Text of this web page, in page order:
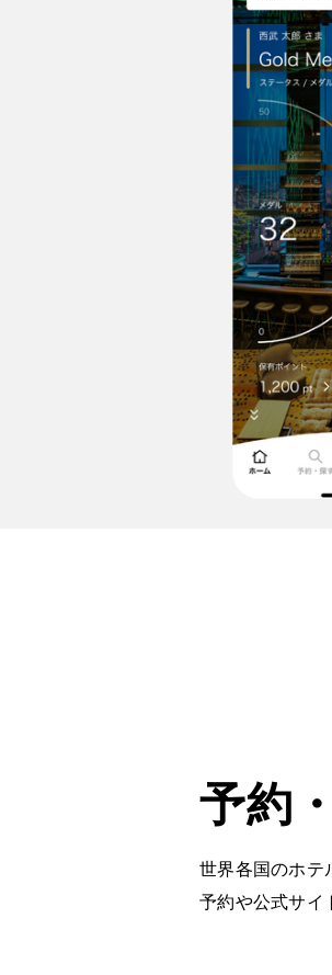
予約
世界各国のホテ
予約や公式サイ